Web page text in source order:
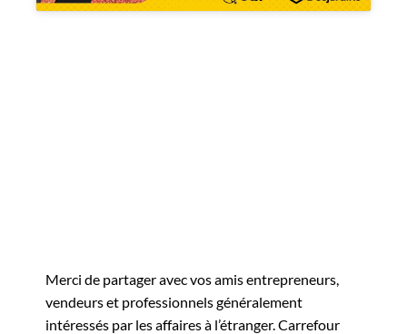
Merci de partager avec vos amis entrepreneurs,
vendeurs et professionnels généralement
intéressés par les affaires à l’étranger. Carrefour